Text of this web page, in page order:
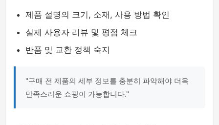
제품 설명의 크기, 소재, 사용 방법 확인
실제 사용자 리뷰 및 평점 체크
반품 및 교환 정책 숙지
"구매 전 제품의 세부 정보를 충분히 파악해야 더욱
만족스러운 쇼핑이 가능합니다."